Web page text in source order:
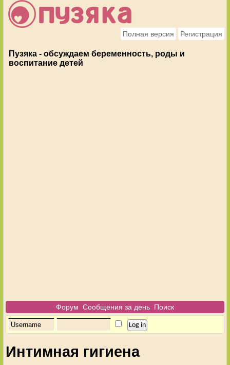
Полная версия Регистрация
Пузяка - обсуждаем беременность, роды и
воспитание детей
Форум Сообщения за день Поиск
Интимная гигиена